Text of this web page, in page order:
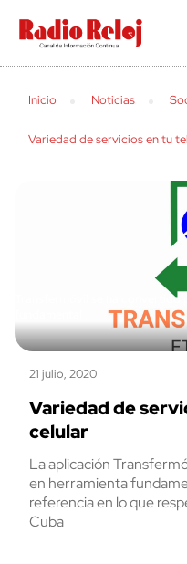
cerrar
Inicio Noticias
Variedad de servicios en tu
Transfermóvil se ha convertido
21 julio, 2020
Variedad de
celular
La aplicación
en herramienta
referencia en lo que
Cuba